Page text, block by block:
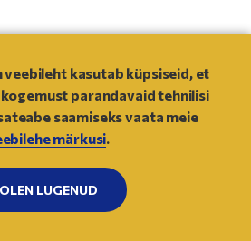
Ransom
veebileht kasutab küpsiseid, et
parandavaid tehnilisi
saamiseks vaata meie
märkusi.
OLEN LUGENUD